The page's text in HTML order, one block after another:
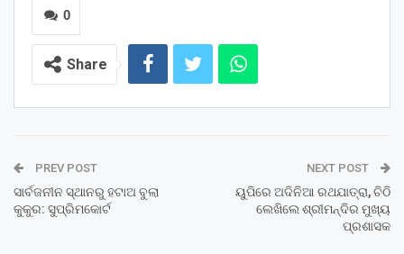
0
Share
PREV POST
ସାର୍ବଜନୀନ ସ୍ଥାନରୁ ହଟାଅ ବୁଲା
କୁକୁର: ସୁପ୍ରିମକୋର୍ଟ
NEXT POST
ୟୁପିରେ ଅଦିନିଆ ରଥଯାତ୍ରା, ଚିଠି
ଲେଖିଲେ ଶ୍ରୀମନ୍ଦିର ମୁଖ୍ୟ
ପ୍ରଶାସକ